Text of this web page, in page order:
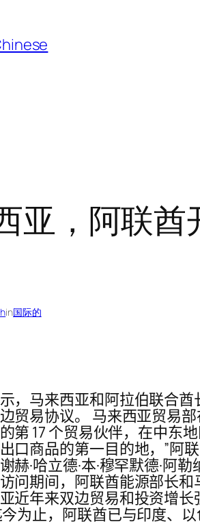
亚，阿联
in国际的
，马来西亚和阿拉伯联合
贸易协议。 马来西亚贸易
第 17 个贸易伙伴，在中东
口商品的第一目的地，”阿
赫·哈立德·本·穆罕默德·阿
问期间，阿联酋能源部长
近年来双边贸易和投资增
为止，阿联酋已与印度、